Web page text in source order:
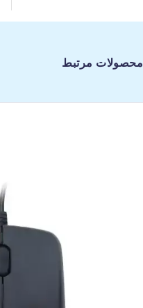
محصولات مرتبط